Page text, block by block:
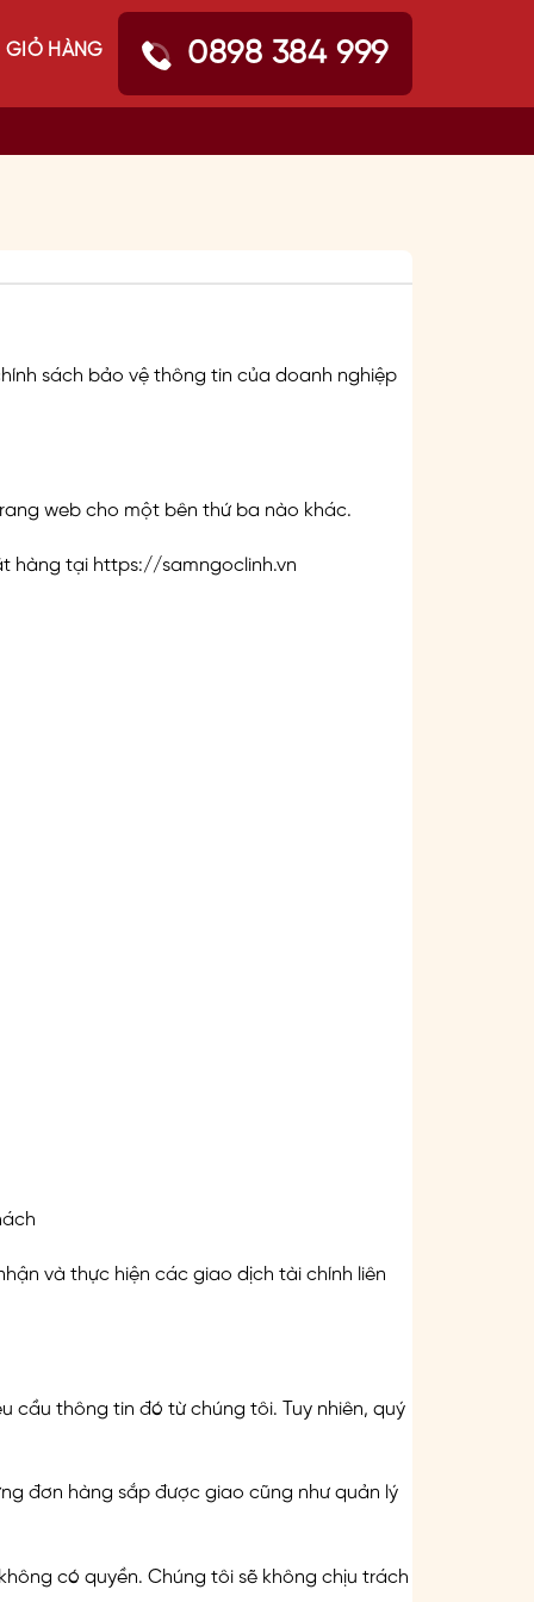
GIỎ HÀNG 0898 384 999
sách bảo vệ thông tin của doanh nghiệp
web cho một bên thứ ba nào khác.
hàng tại https://samngoclinh.vn
và thực hiện các giao dịch tài chính liên
cầu thông tin đó từ chúng tôi. Tuy nhiên, quý
đơn hàng sắp được giao cũng như quản lý
có quyền. Chúng tôi sẽ không chịu trách